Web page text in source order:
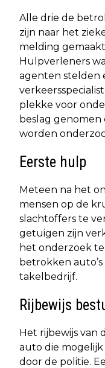
Alle drie de
zijn naar het
melding
Hulpverleners
agenten stelden
plekke voor
beslag
worden
Eerste hulp
Meteen na het
mensen op de
slachtoffers te
getuigen zijn
het onderzoek
betrokken
takelbedrijf.
Rijbewijs
Het rijbewijs van
auto die
door de politie.